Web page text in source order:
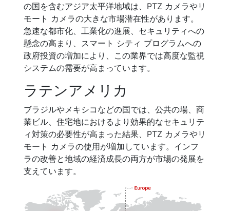
の国を含むアジア太平洋地域は、PTZ カメラやリ
モート カメラの大きな市場潜在性があります。
急速な都市化、工業化の進展、セキュリティへの
懸念の高まり、スマート シティ プログラムへの
政府投資の増加により、この業界では高度な監視
システムの需要が高まっています。
ラテンアメリカ
ブラジルやメキシコなどの国では、公共の場、商
業ビル、住宅地におけるより効果的なセキュリテ
ィ対策の必要性が高まった結果、PTZ カメラやリ
モート カメラの使用が増加しています。インフ
ラの改善と地域の経済成長の両方が市場の発展を
支えています。